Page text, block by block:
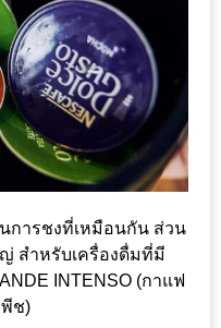
การชงที่เหมือนกัน ส่วน
สำหรับเครื่องดื่มที่มี
INTENSO (กาแฟ
พีช)